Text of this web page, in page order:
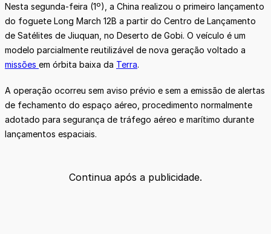
Nesta segunda-feira (1º), a China realizou o primeiro lançamento
do foguete Long March 12B a partir do Centro de Lançamento
de Satélites de Jiuquan, no Deserto de Gobi. O veículo é um
modelo parcialmente reutilizável de nova geração voltado a
missões em órbita baixa da Terra.
A operação ocorreu sem aviso prévio e sem a emissão de alertas
de fechamento do espaço aéreo, procedimento normalmente
adotado para segurança de tráfego aéreo e marítimo durante
lançamentos espaciais.
Continua após a publicidade.